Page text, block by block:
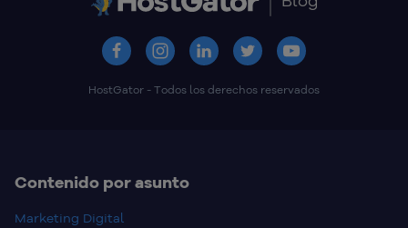
HostGator - Todos los derechos reservados
Contenido por asunto
Marketing Digital